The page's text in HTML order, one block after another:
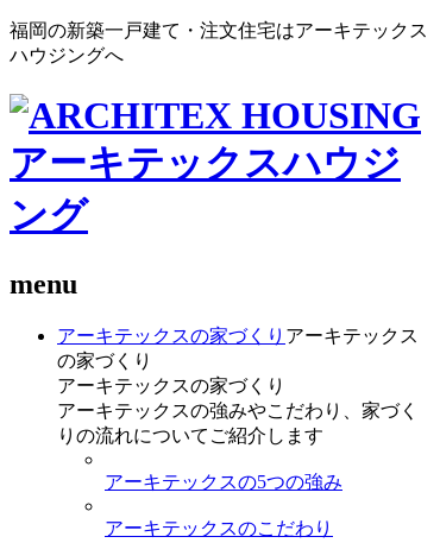
福岡の新築一戸建て・注文住宅はアーキテックス
ハウジングへ
menu
アーキテックスの家づくり アーキテックス
の家づくり
アーキテックスの家づくり
アーキテックスの強みやこだわり、家づく
りの流れについてご紹介します
アーキテックスの5つの強み
アーキテックスのこだわり